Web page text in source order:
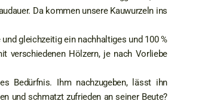
Da kommen unsere Kauwurzeln ins
gleichzeitig ein nachhaltiges und 100 %
verschiedenen Hölzern, je nach Vorliebe
Bedürfnis. Ihm nachzugeben, lässt ihn
und schmatzt zufrieden an seiner Beute?